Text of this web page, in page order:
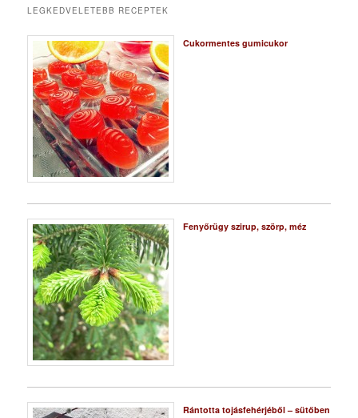
LEGKEDVELETEBB RECEPTEK
Cukormentes gumicukor
Fenyőrügy szirup, szörp, méz
Rántotta tojásfehérjéből – sütőben